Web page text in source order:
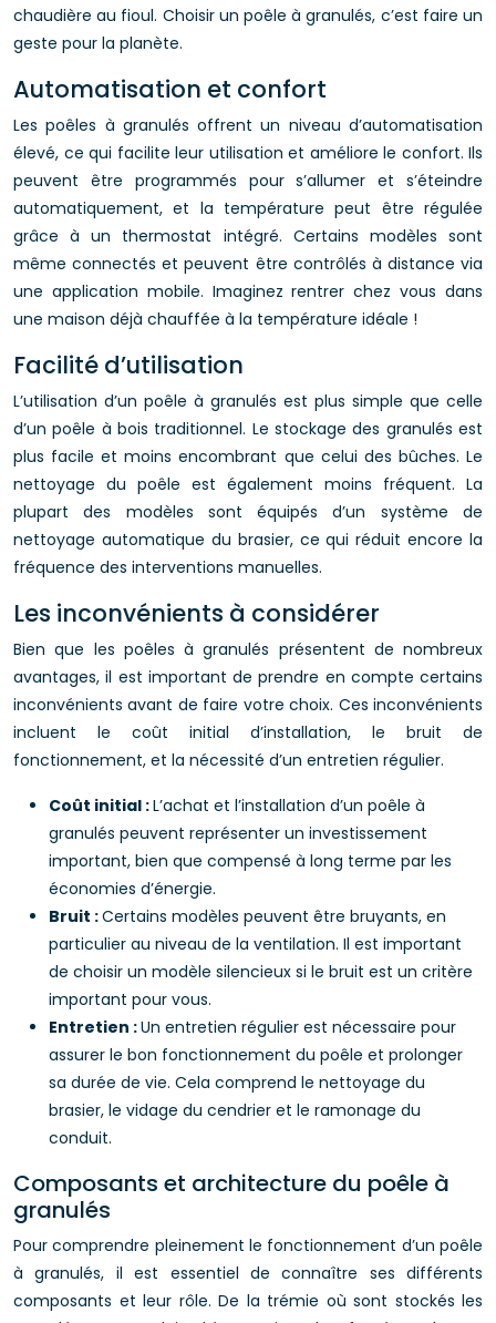
chaudière au fioul. Choisir un poêle à granulés, c’est faire un
geste pour la planète.
Automatisation et confort
Les poêles à granulés offrent un niveau d’automatisation
élevé, ce qui facilite leur utilisation et améliore le confort. Ils
peuvent être programmés pour s’allumer et s’éteindre
automatiquement, et la température peut être régulée
grâce à un thermostat intégré. Certains modèles sont
même connectés et peuvent être contrôlés à distance via
une application mobile. Imaginez rentrer chez vous dans
une maison déjà chauffée à la température idéale !
Facilité d’utilisation
L’utilisation d’un poêle à granulés est plus simple que celle
d’un poêle à bois traditionnel. Le stockage des granulés est
plus facile et moins encombrant que celui des bûches. Le
nettoyage du poêle est également moins fréquent. La
plupart des modèles sont équipés d’un système de
nettoyage automatique du brasier, ce qui réduit encore la
fréquence des interventions manuelles.
Les inconvénients à considérer
Bien que les poêles à granulés présentent de nombreux
avantages, il est important de prendre en compte certains
inconvénients avant de faire votre choix. Ces inconvénients
incluent le coût initial d’installation, le bruit de
fonctionnement, et la nécessité d’un entretien régulier.
Coût initial :L’achat et l’installation d’un poêle à
granulés peuvent représenter un investissement
important, bien que compensé à long terme par les
économies d’énergie.
Bruit :Certains modèles peuvent être bruyants, en
particulier au niveau de la ventilation. Il est important
de choisir un modèle silencieux si le bruit est un critère
important pour vous.
Entretien :Un entretien régulier est nécessaire pour
assurer le bon fonctionnement du poêle et prolonger
sa durée de vie. Cela comprend le nettoyage du
brasier, le vidage du cendrier et le ramonage du
conduit.
Composants et architecture du poêle à
granulés
Pour comprendre pleinement le fonctionnement d’un poêle
à granulés, il est essentiel de connaître ses différents
composants et leur rôle. De la trémie où sont stockés les